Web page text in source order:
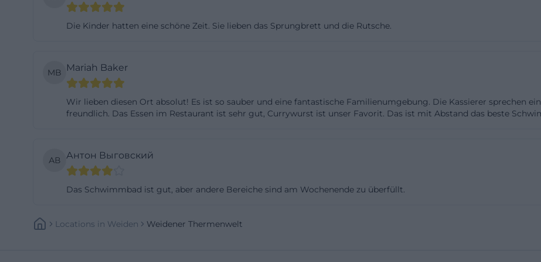
die sich dort bei Aufgüssen gemeinsam aufwärmen können. So entsteht ein
bis 105 Grad, eine Kräutersauna mit 55 bis 65 Grad, eine Heusauna mit 75 bis
Besuch auch für erfahrene Sauna-Gäste interessant machen. Wer Sauna
Atmosphären, Temperaturen und Düften. ([weidener-
Die Kinder hatten eine schöne Zeit. Sie lieben das Sprungbrett und die Rutsche.
MB Mariah Baker
Wir lieben diesen Ort absolut! Es ist so sauber und eine fantastische Familienumgebung. Die Kassierer sprechen
freundlich. Das Essen im Restaurant ist sehr gut, Currywurst ist unser Favorit. Das ist mit Abstand das beste
АВ Антон Выговский
Das Schwimmbad ist gut, aber andere Bereiche sind am Wochenende zu überfüllt.
Locations In Weiden Weidener Thermenwelt